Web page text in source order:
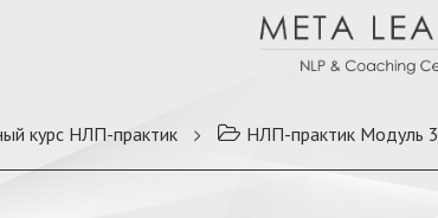
курс НЛП-практик НЛП-практик Модуль 3